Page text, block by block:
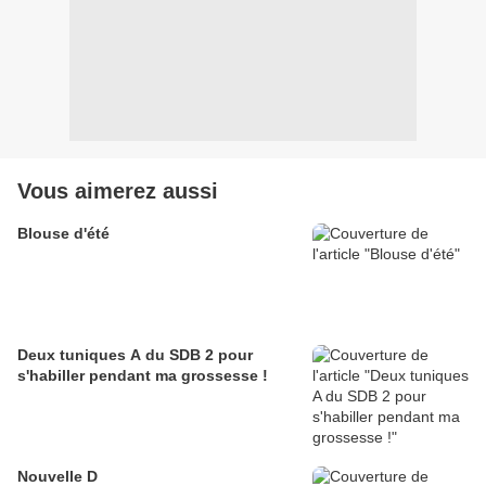
Vous aimerez aussi
Blouse d'été
Deux tuniques A du SDB 2 pour
s'habiller pendant ma grossesse !
Nouvelle D